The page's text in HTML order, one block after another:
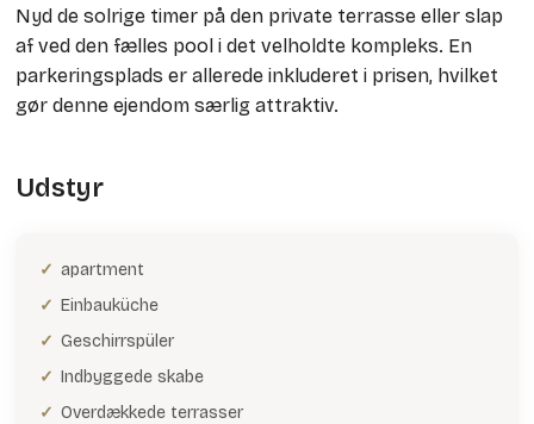
Nyd de solrige timer på den private terrasse eller slap
af ved den fælles pool i det velholdte kompleks. En
parkeringsplads er allerede inkluderet i prisen, hvilket
gør denne ejendom særlig attraktiv.
Udstyr
apartment
Einbauküche
Geschirrspüler
Indbyggede skabe
Overdækkede terrasser